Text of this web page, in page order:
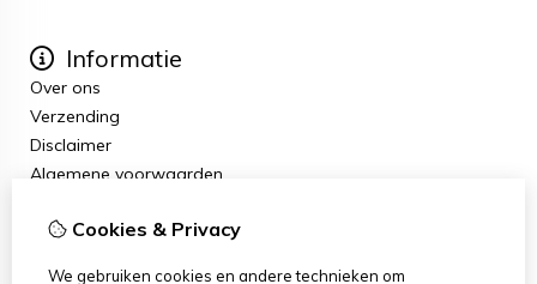
Informatie
Over ons
Verzending
Disclaimer
Algemene voorwaarden
Cadeaubon
Cookies & Privacy
We gebruiken cookies en andere technieken om